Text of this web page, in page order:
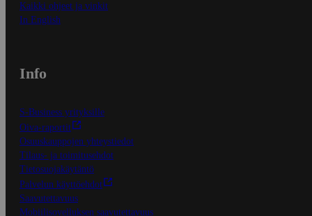
Kaikki ohjeet ja vinkit
In English
Info
S-Business yrityksille
Oiva-raportit
Osuuskauppojen yhteystiedot
Tilaus- ja toimitusehdot
Tietosuojakäytäntö
Palvelun käyttöehdot
Saavutettavuus
Mobiilisovelluksen saavutettavuus